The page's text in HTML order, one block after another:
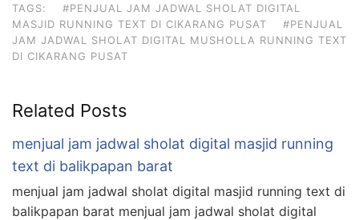
TAGS:
#PENJUAL JAM JADWAL SHOLAT DIGITAL
MASJID RUNNING TEXT DI CIKARANG PUSAT
#PENJUAL
JAM JADWAL SHOLAT DIGITAL MUSHOLLA RUNNING TEXT
DI CIKARANG PUSAT
Related Posts
menjual jam jadwal sholat digital masjid running
text di balikpapan barat
menjual jam jadwal sholat digital masjid running text di
balikpapan barat menjual jam jadwal sholat digital